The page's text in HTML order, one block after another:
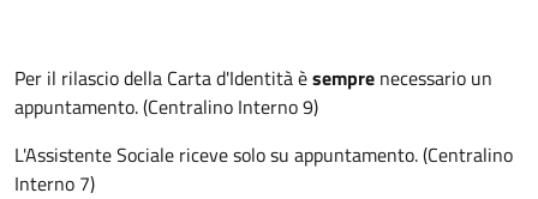
Per il rilascio della Carta d'Identità èsempre necessario un
appuntamento. (Centralino Interno 9)
L'Assistente Sociale riceve solo su appuntamento. (Centralino
Interno 7)